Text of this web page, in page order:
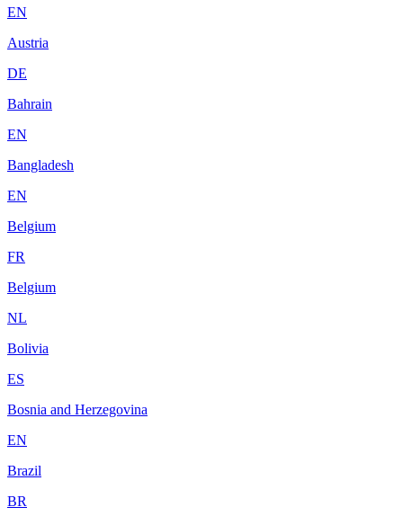
EN
Austria
DE
Bahrain
EN
Bangladesh
EN
Belgium
FR
Belgium
NL
Bolivia
ES
Bosnia and Herzegovina
EN
Brazil
BR